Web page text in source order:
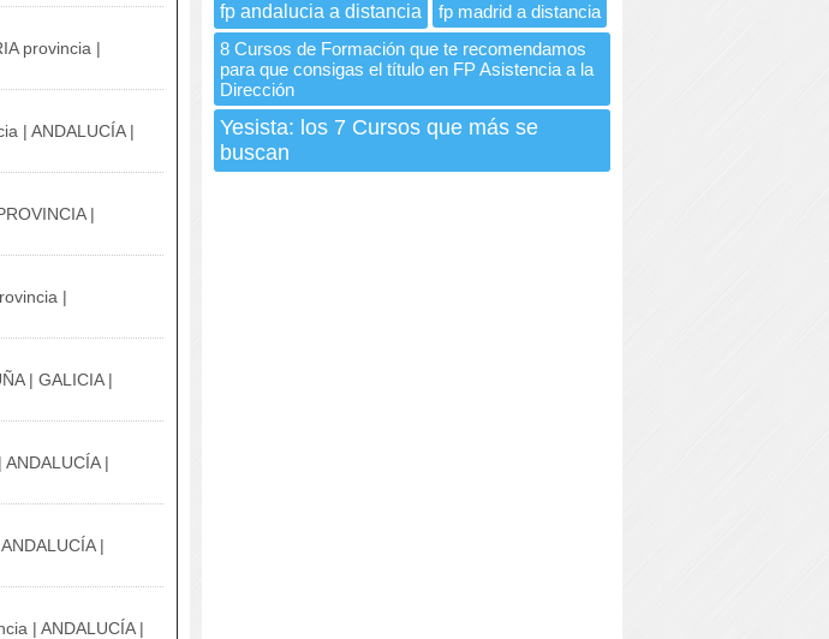
provincia |
| ANDALUCÍA |
|
|
| GALICIA |
|
|
| ANDALUCÍA |
fp andalucia a distancia
fp madrid a distancia
8 Cursos de Formación que te recomendamos
para que consigas el título en FP Asistencia a la
Dirección
Yesista: los 7 Cursos que más se
buscan